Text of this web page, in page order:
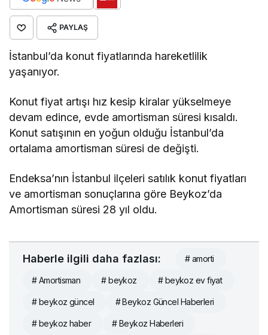
PAYLAŞ
İstanbul’da konut fiyatlarında hareketlilik
yaşanıyor.
Konut fiyat artışı hız kesip kiralar yükselmeye
devam edince, evde amortisman süresi kısaldı.
Konut satışının en yoğun olduğu İstanbul’da
ortalama amortisman süresi de değişti.
Endeksa’nın İstanbul ilçeleri satılık konut fiyatları
ve amortisman sonuçlarına göre Beykoz’da
Amortisman süresi 28 yıl oldu.
Haberle ilgili daha fazlası: # amorti
# Amortisman # beykoz # beykoz ev fiyat
# beykoz güncel # Beykoz Güncel Haberleri
# beykoz haber # Beykoz Haberleri